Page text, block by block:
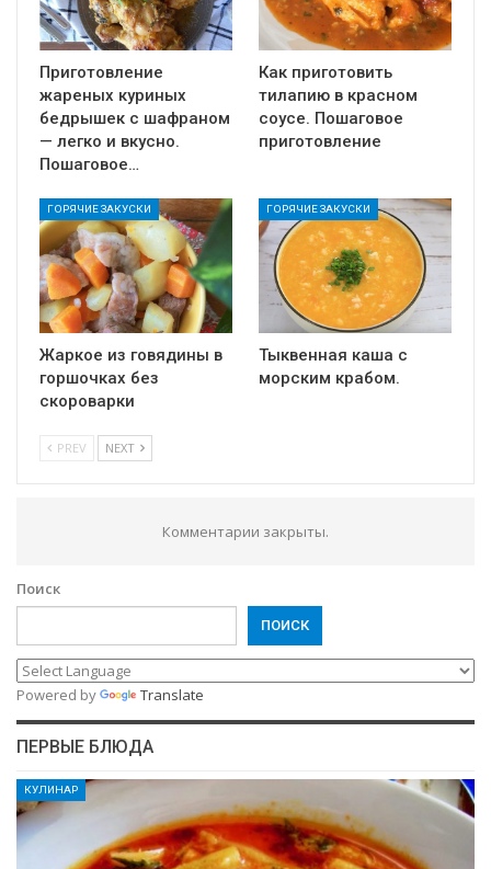
Приготовление
жареных куриных
бедрышек с шафраном
— легко и вкусно.
Пошаговое…
Как приготовить
тилапию в красном
соусе. Пошаговое
приготовление
ГОРЯЧИЕ ЗАКУСКИ
Жаркое из говядины в
горшочках без
скороварки
ГОРЯЧИЕ ЗАКУСКИ
Тыквенная каша с
морским крабом.
PREV NEXT
Комментарии закрыты.
Поиск
ПОИСК
Powered by Translate
ПЕРВЫЕ БЛЮДА
КУЛИНАР